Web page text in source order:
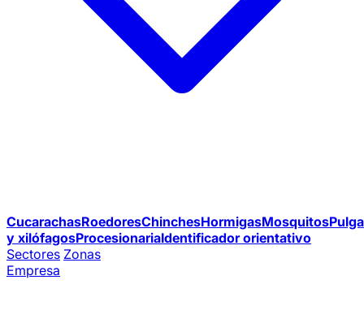
CucarachasRoedoresChinchesHormigasMosquitos
y xilófagosProcesionariaIdentificador orientativo
Sectores Zonas
Empresa